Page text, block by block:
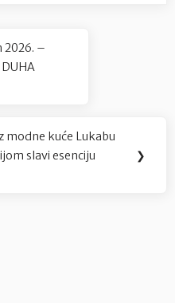
2026. –
DUHA
modne kuće Lukabu
slavi esenciju
❯